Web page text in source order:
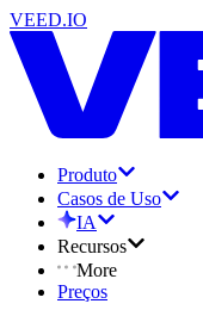
VEED.IO
Produto
Casos de Uso
IA
Recursos
More
Preços